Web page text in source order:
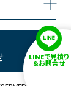
LINEで見積り
＆お問合せ